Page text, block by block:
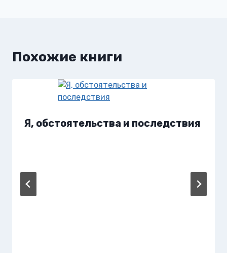
Похожие книги
Я, обстоятельства и последствия